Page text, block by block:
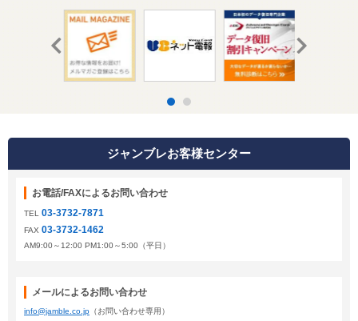
ジャンブレお客様センター
お電話/FAXによるお問い合わせ
TEL 03-3732-7871
FAX 03-3732-1462
AM9:00～12:00 PM1:00～5:00（平日）
メールによるお問い合わせ
info@jamble.co.jp （お問い合わせ専用）